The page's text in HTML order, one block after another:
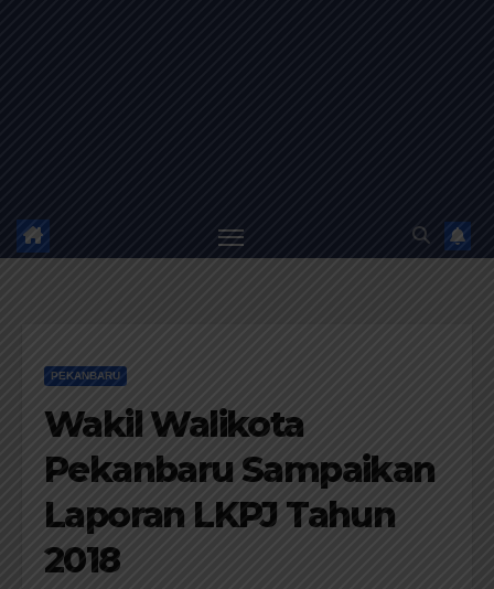
PEKANBARU
Wakil Walikota
Pekanbaru Sampaikan
Laporan LKPJ Tahun
2018